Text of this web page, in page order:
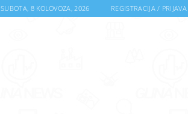
SUBOTA, 8 KOLOVOZA, 2026 REGISTRACIJA / PRIJAVA